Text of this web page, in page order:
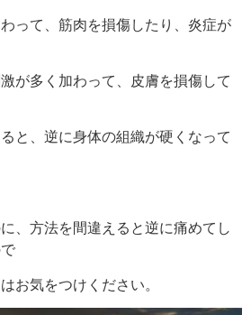
って、筋肉を損傷したり、炎症が
が多く加わって、皮膚を損傷して
と、逆に身体の組織が硬くなって
、方法を間違えると逆に痛めてし
お気をつけください。